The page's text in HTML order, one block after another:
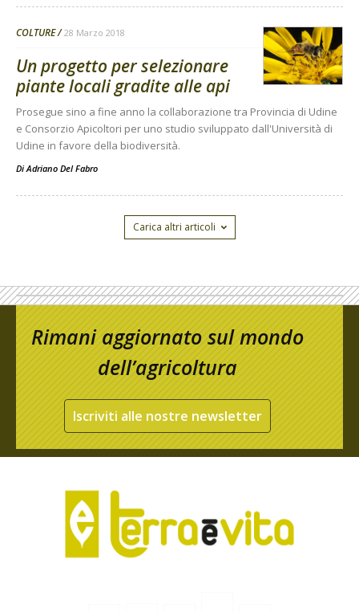
COLTURE 28 Marzo 2018
Un progetto per selezionare
piante locali gradite alle api
Prosegue sino a fine anno la collaborazione tra Provincia di Udine
e Consorzio Apicoltori per uno studio sviluppato dall'Università di
Udine in favore della biodiversità.
DiAdriano Del Fabro
Carica altri articoli
Rimani aggiornato sul mondo
dell’agricoltura
Iscriviti alle nostre newsletter